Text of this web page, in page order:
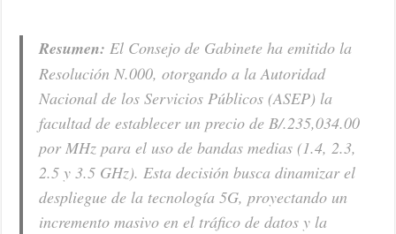
Resumen: El Consejo de Gabinete ha emitido la
Resolución N.000, otorgando a la Autoridad
Nacional de los Servicios Públicos (ASEP) la
facultad de establecer un precio de B/.235,034.00
por MHz para el uso de bandas medias (1.4, 2.3,
2.5 y 3.5 GHz). Esta decisión busca dinamizar el
despliegue de la tecnología 5G, proyectando un
incremento masivo en el tráfico de datos y la